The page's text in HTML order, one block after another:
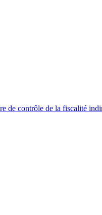
de contrôle de la fiscalité